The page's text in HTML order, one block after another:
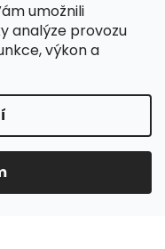
umožnili
analýze provozu
výkon a